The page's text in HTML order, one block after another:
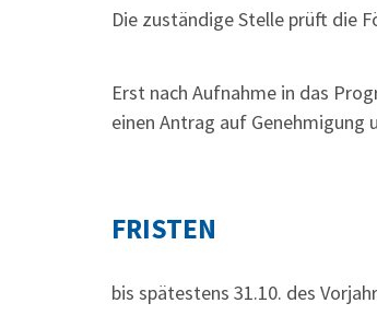
Die zuständige Stelle prüft die
Erst nach Aufnahme in das
einen Antrag auf Genehmigung
FRISTEN
bis spätestens 31.10. des